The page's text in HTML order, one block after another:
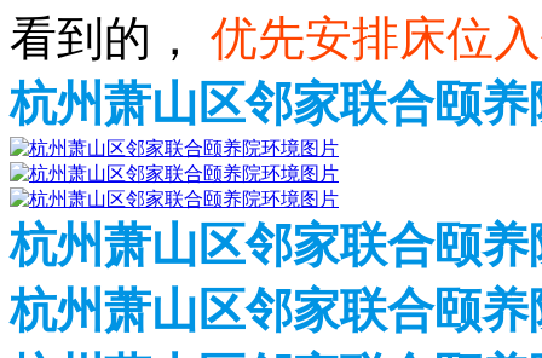
看到的， 优先安排床位
杭州萧山区邻家联合颐
杭州萧山区邻家联合颐
杭州萧山区邻家联合颐